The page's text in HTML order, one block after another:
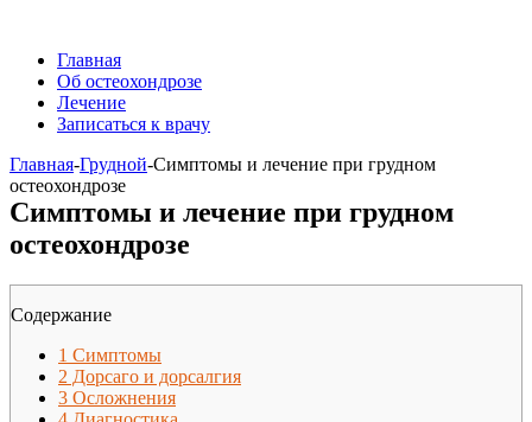
Главная
Об остеохондрозе
Лечение
Записаться к врачу
Главная-Грудной-Симптомы и лечение при грудном
остеохондрозе
Симптомы и лечение при грудном
остеохондрозе
Содержание
1 Симптомы
2 Дорсаго и дорсалгия
3 Осложнения